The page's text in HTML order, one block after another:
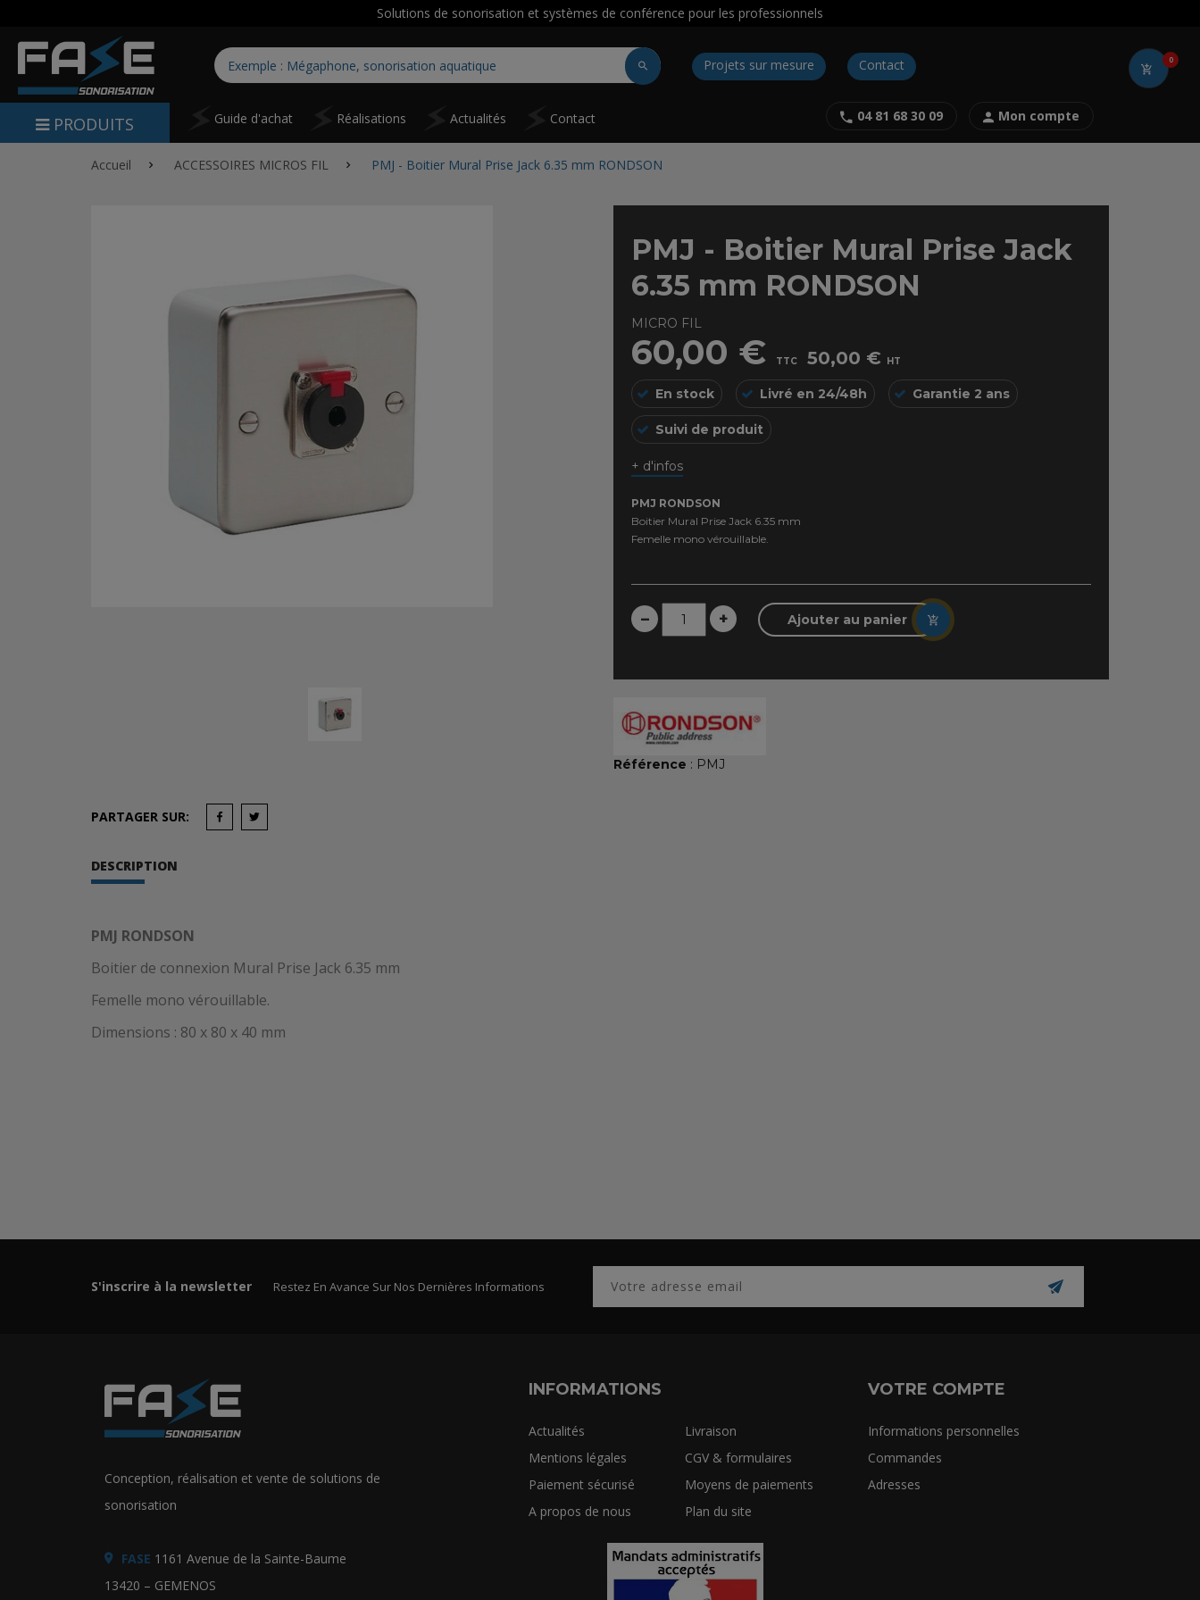
Solutions de sonorisation et systèmes de conférence pour les professionnels
PRODUITS
Projets sur mesure Contact 0
04 81 68 30 09 Mon compte
Guide d'achat Réalisations Actualités Contact
Accueil ACCESSOIRES MICROS FIL PMJ - Boitier Mural Prise Jack 6.35 mm RONDSON
PARTAGER SUR:
PMJ - Boitier Mural Prise Jack
6.35 mm RONDSON
MICRO FIL
60,00 € TTC 50,00 € HT
En stock Livré en 24/48h Garantie 2 ans
Suivi de produit
+ d'infos
PMJ RONDSON
Boitier Mural Prise Jack 6.35 mm
Femelle mono vérouillable.
– + Ajouter au panier
Référence : PMJ
DESCRIPTION
PMJ RONDSON
Boitier de connexion Mural Prise Jack 6.35 mm
Femelle mono vérouillable.
Dimensions : 80 x 80 x 40 mm
S'inscrire à la newsletter Restez En Avance Sur Nos Dernières Informations
Conception, réalisation et vente de solutions de
sonorisation
FASE 1161 Avenue de la Sainte-Baume
13420 – GEMENOS
INFORMATIONS
Actualités
Livraison
Mentions légales
CGV & formulaires
Paiement sécurisé
Moyens de paiements
A propos de nous
Plan du site
VOTRE COMPTE
Informations personnelles
Commandes
Adresses